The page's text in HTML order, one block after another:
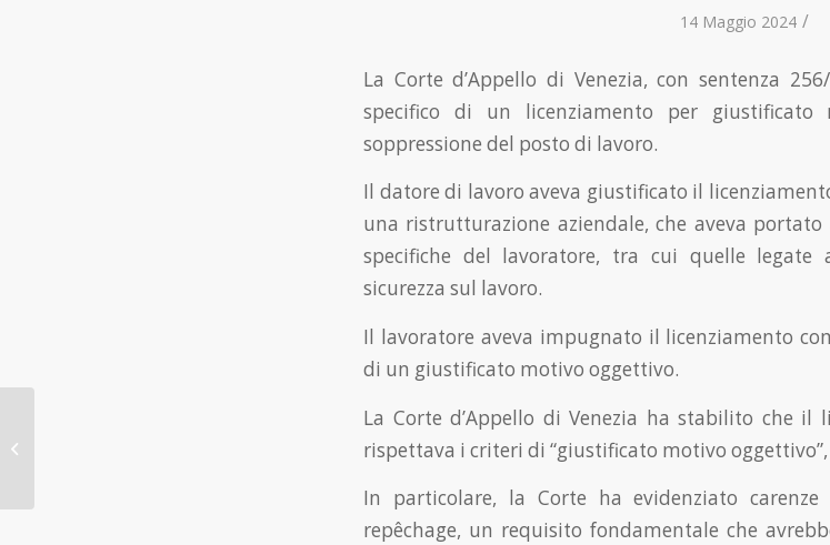
14 Maggio 2024 /
La Corte d’Appello di Venezia, con sentenza
specifico di un licenziamento per
soppressione del posto di lavoro.
Il datore di lavoro aveva giustificato il
una ristrutturazione aziendale, che aveva
specifiche del lavoratore, tra cui quelle legate
sicurezza sul lavoro.
Il lavoratore aveva impugnato il licenziamento
di un giustificato motivo oggettivo.
La Corte d’Appello di Venezia ha stabilito che il
rispettava i criteri di “giustificato motivo
In particolare, la Corte ha evidenziato carenze
repêchage, un requisito fondamentale che